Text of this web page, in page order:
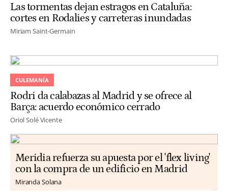
Las tormentas dejan estragos en Cataluña:
cortes en Rodalies y carreteras inundadas
Miriam Saint-Germain
CULEMANÍA
Rodri da calabazas al Madrid y se ofrece al
Barça: acuerdo económico cerrado
Oriol Solé Vicente
Meridia refuerza su apuesta por el 'flex living'
con la compra de un edificio en Madrid
Miranda Solana